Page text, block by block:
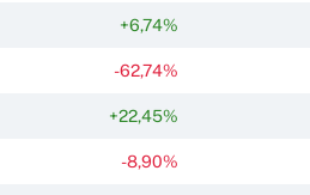
+6,74%
-62,74%
+22,45%
-8,90%